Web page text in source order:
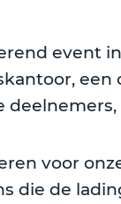
event
een
voor
die de